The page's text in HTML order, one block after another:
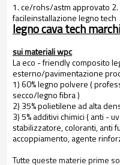
1. ce/rohs/astm approvato 2.
facileinstallazione legno tech
legno cava tech
sui materiali wpc
La eco - friendly composito
esterno/pavimentazione
1) 60% legno polvere (
secco/legno fibra )
2) 35% polietilene ad alta
3) 5% additivi chimici ( anti -
stabilizzatore, coloranti, anti
accoppiamento, agente
Tutte queste materie prime